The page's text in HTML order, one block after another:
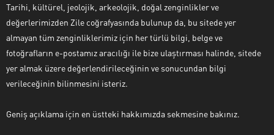
Tarihi, kültürel, jeolojik, arkeolojik, doğal zenginlikler ve
değerlerimizden Zile coğrafyasında bulunup da, bu sitede yer
almayan tüm zenginliklerimiz için her türlü bilgi, belge ve
fotoğrafların e-postamız aracılığı ile bize ulaştırması halinde, sitede
yer almak üzere değerlendirileceğinin ve sonucundan bilgi
verileceğinin bilinmesini isteriz.
Geniş açıklama için en üstteki hakkımızda sekmesine bakınız.